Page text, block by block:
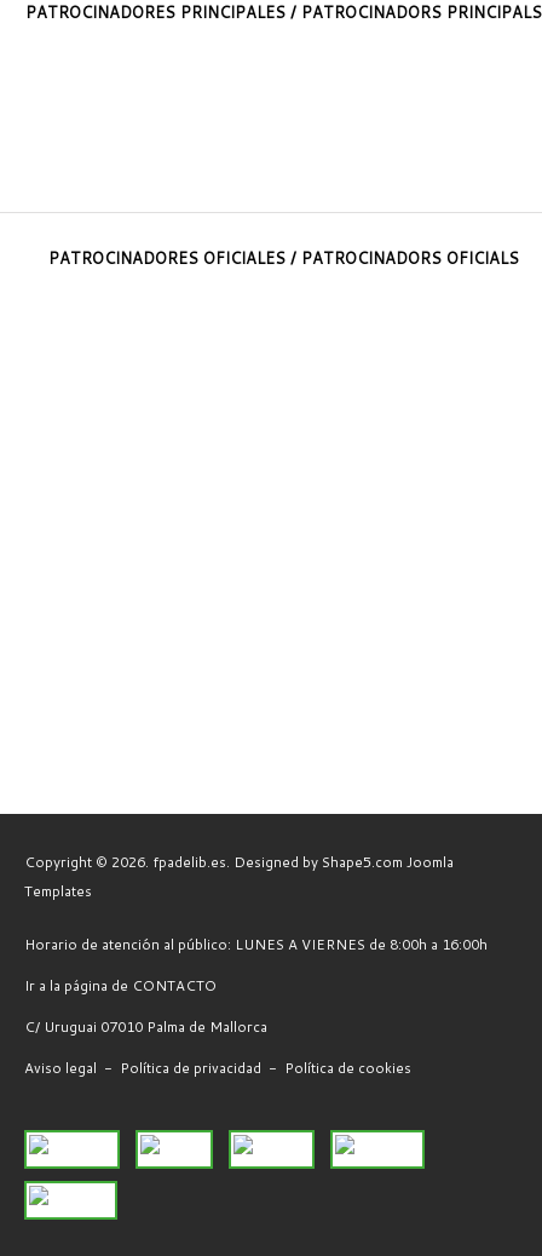
PATROCINADORES PRINCIPALES / PATROCINADORS PRINCIPALS
PATROCINADORES OFICIALES / PATROCINADORS OFICIALS
Copyright © 2026. fpadelib.es. Designed by Shape5.com Joomla
Templates
Horario de atención al público: LUNES A VIERNES de 8:00h a 16:00h
Ir a la página de CONTACTO
C/ Uruguai 07010 Palma de Mallorca
Aviso legal - Política de privacidad - Política de cookies